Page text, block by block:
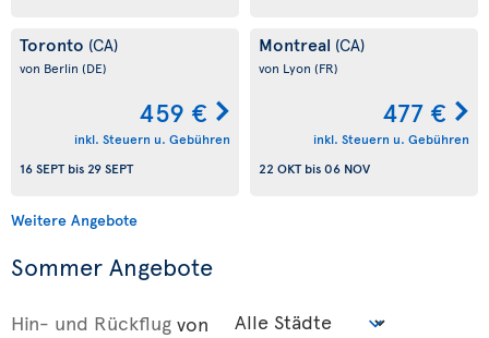
Toronto (CA)
von Berlin (DE)
459 €
inkl. Steuern u. Gebühren
16 SEPTbis29 SEPT
Montreal (CA)
von Lyon (FR)
477 €
inkl. Steuern u. Gebühren
22 OKTbis06 NOV
Weitere Angebote
Sommer Angebote
Hin- und Rückflug von